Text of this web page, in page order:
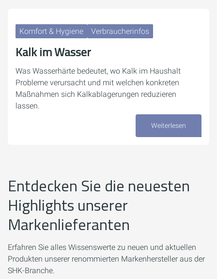
Komfort & Hygiene Verbraucherinfos
Kalk im Wasser
Was Wasserhärte bedeutet, wo Kalk im Haushalt
Probleme verursacht und mit welchen konkreten
Maßnahmen sich Kalkablagerungen reduzieren
lassen.
Weiterlesen
Entdecken Sie die neuesten
Highlights unserer
Markenlieferanten
Erfahren Sie alles Wissenswerte zu neuen und aktuellen
Produkten unserer renommierten Markenhersteller aus der
SHK-Branche.